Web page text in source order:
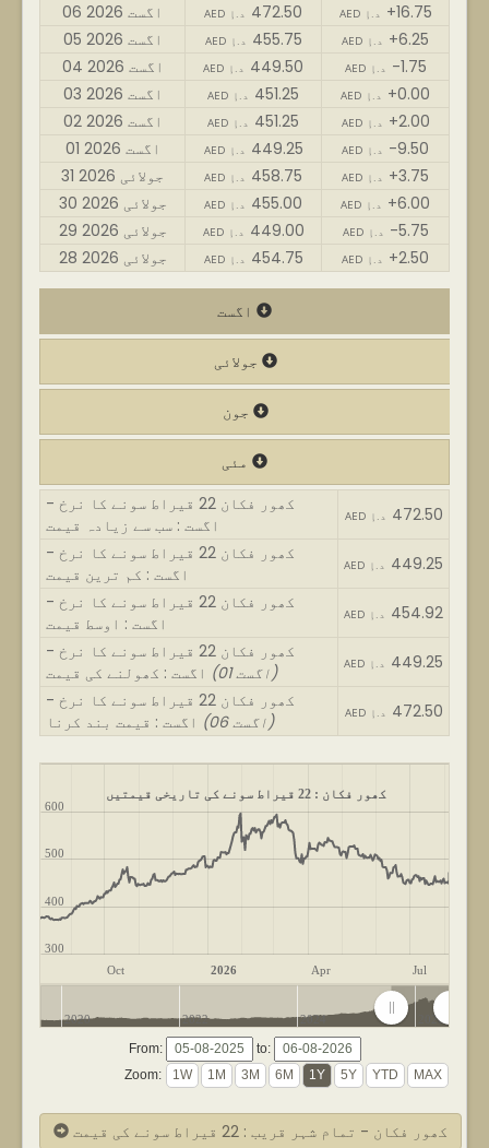
06 اگست 2026
AED د.إ 472.50 AED د.إ +16.75
05 اگست 2026
AED د.إ 455.75 AED د.إ +6.25
04 اگست 2026
AED د.إ 449.50 AED د.إ -1.75
03 اگست 2026
AED د.إ 451.25 AED د.إ +0.00
02 اگست 2026
AED د.إ 451.25 AED د.إ +2.00
01 اگست 2026
AED د.إ 449.25 AED د.إ -9.50
31 جولائی 2026
AED د.إ 458.75 AED د.إ +3.75
30 جولائی 2026
AED د.إ 455.00 AED د.إ +6.00
29 جولائی 2026
AED د.إ 449.00 AED د.إ -5.75
28 جولائی 2026
AED د.إ 454.75 AED د.إ +2.50
کھور فکان 22 قیراط سونے کا نرخ -
اگست : سب سے زیادہ قیمت
AED د.إ 472.50
کھور فکان 22 قیراط سونے کا نرخ -
اگست : کم ترین قیمت
AED د.إ 449.25
کھور فکان 22 قیراط سونے کا نرخ -
اگست : اوسط قیمت
AED د.إ 454.92
کھور فکان 22 قیراط سونے کا نرخ -
(01 اگست) AED د.إ 449.25
کھور فکان 22 قیراط سونے کا نرخ -
(06 اگست) AED د.إ 472.50
کھور فکان : 22 قیراط سونے کی تاریخی قیمتیں
Oct 2026 Apr Jul
300
400
500
600
2020 2022 2024 2026
From:
to:
Zoom:
کھور فکان - تمام شہر قریب : 22 قیراط سونے کی قیمت